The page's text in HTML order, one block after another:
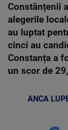
Constănțenii
alegerile
au luptat
cinci au
Constanța a
un scor de
ANCA